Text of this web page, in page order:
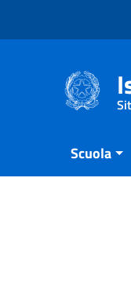
Scuola